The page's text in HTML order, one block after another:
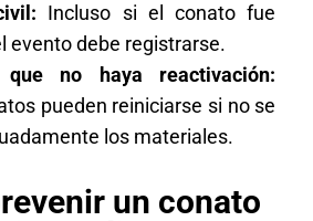
Incluso si el conato fue
evento debe registrarse.
que no haya reactivación:
pueden reiniciarse si no se
los materiales.
un conato